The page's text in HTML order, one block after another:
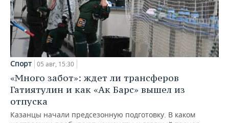
Спорт 05 авг, 15:30
«Много забот»: ждет ли трансферов
Гатиятулин и как «Ак Барс» вышел из
отпуска
Казанцы начали предсезонную подготовку. В каком